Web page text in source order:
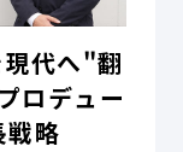
代へ"翻
ロデュー
戦略